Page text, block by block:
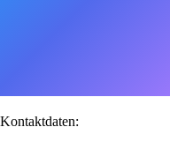
Kontaktdaten: